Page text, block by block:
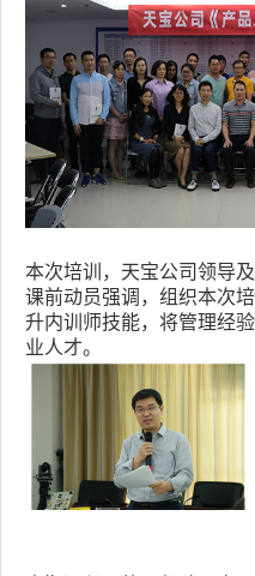
本次培训，天宝公司领导
课前动员强调，组织本次
升内训师技能，将管理经
业人才。